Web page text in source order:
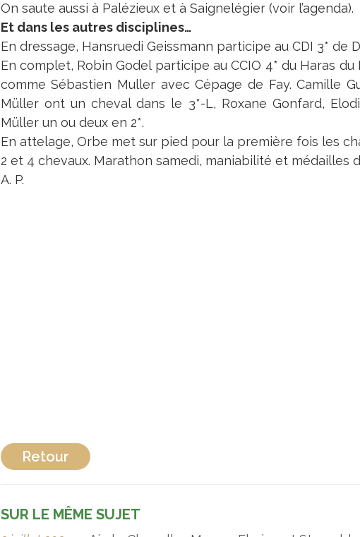
On saute aussi à Palézieux et à Saignelégier (voir l’agenda).
Et dans les autres disciplines…
En dressage, Hansruedi Geissmann participe au CDI 3* de
En complet, Robin Godel participe au CCIO 4* du Haras
comme Sébastien Muller avec Cépage de Fay. Camille
Müller ont un cheval dans le 3*-L, Roxane Gonfard,
Müller un ou deux en 2*.
En attelage, Orbe met sur pied pour la première fois les
2 et 4 chevaux. Marathon samedi, maniabilité et médailles
A. P.
Retour
SUR LE MÊME SUJET